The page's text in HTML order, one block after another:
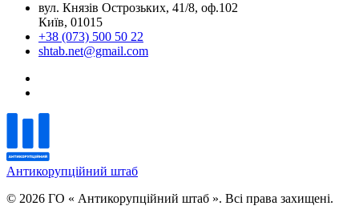
вул. Князів Острозьких, 41/8, оф.102
Київ, 01015
+38 (073) 500 50 22
shtab.net@gmail.com
Антикорупційний штаб
© 2026 ГО « Антикорупційний штаб ». Всі права захищені.